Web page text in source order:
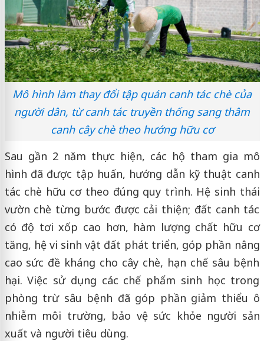
Mô hình làm thay đổi tập quán canh tác chè của
người dân, từ canh tác truyền thống sang thâm
canh cây chè theo hướng hữu cơ
Sau gần 2 năm thực hiện, các hộ tham gia mô
hình đã được tập huấn, hướng dẫn kỹ thuật canh
tác chè hữu cơ theo đúng quy trình. Hệ sinh thái
vườn chè từng bước được cải thiện; đất canh tác
có độ tơi xốp cao hơn, hàm lượng chất hữu cơ
tăng, hệ vi sinh vật đất phát triển, góp phần nâng
cao sức đề kháng cho cây chè, hạn chế sâu bệnh
hại. Việc sử dụng các chế phẩm sinh học trong
phòng trừ sâu bệnh đã góp phần giảm thiểu ô
nhiễm môi trường, bảo vệ sức khỏe người sản
xuất và người tiêu dùng.